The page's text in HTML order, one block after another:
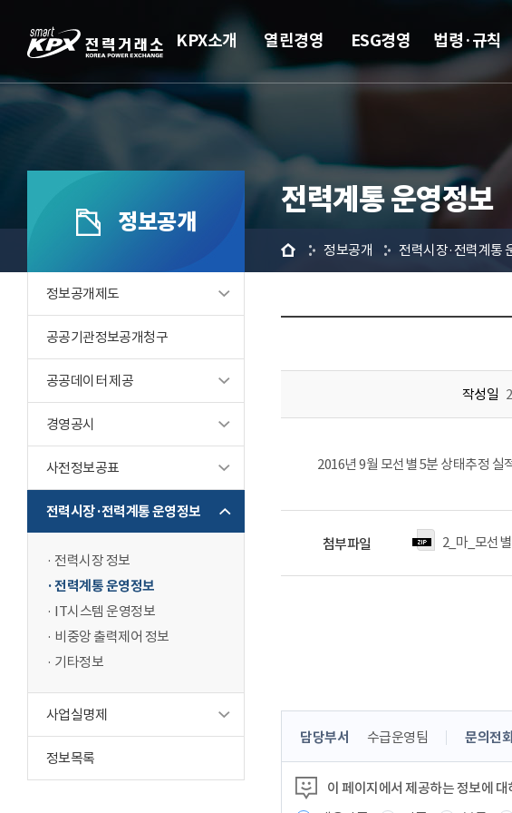
KPX소개 열린경영 ESG경영 법령·규칙
정보공개
정보공개제도
공공기관정보공개청구
공공데이터 제공
경영공시
사전정보공표
전력시장·전력계통 운영정보
전력시장 정보
전력계통 운영정보
IT시스템 운영정보
비중앙 출력제어 정보
기타정보
사업실명제
정보목록
전력계통 운영정보
홈 정보공개 전력시장·전력계통
작성일
2016년 9월 모선별 5분 상태추정 실
첨부파일 2_마_모선
콘
츠
정
담당부서 수급운영팀 문의전
이 페이지에서 제공하는 정보에